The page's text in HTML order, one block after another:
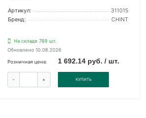
Артикул:
311015
Бренд:
CHINT
На складе 769 шт.
Обновлено 10.08.2026
Розничная цена: 1 692.14 руб. / шт.
- + КУПИТЬ